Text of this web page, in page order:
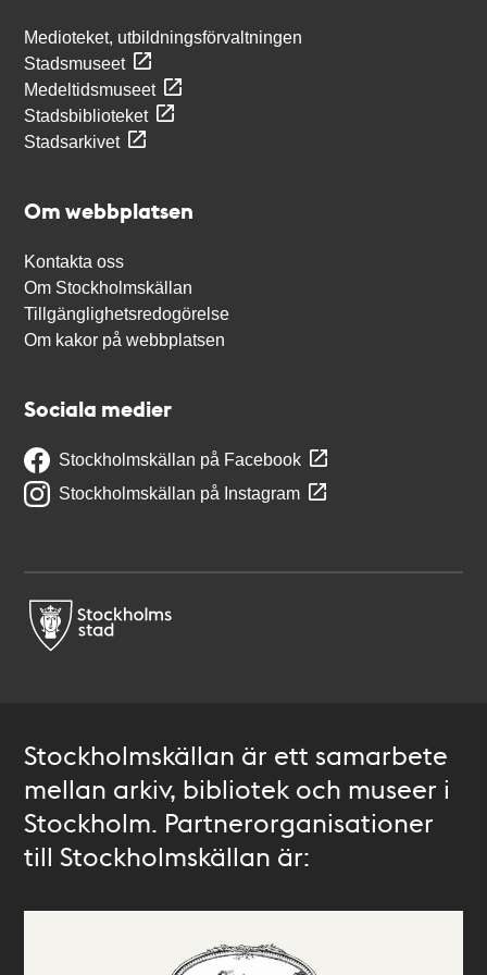
Medioteket, utbildningsförvaltningen
Stadsmuseet
Medeltidsmuseet
Stadsbiblioteket
Stadsarkivet
Om webbplatsen
Kontakta oss
Om Stockholmskällan
Tillgänglighetsredogörelse
Om kakor på webbplatsen
Sociala medier
Stockholmskällan på Facebook
Stockholmskällan på Instagram
Stockholmskällan är ett samarbete
mellan arkiv, bibliotek och museer i
Stockholm. Partnerorganisationer
till Stockholmskällan är: